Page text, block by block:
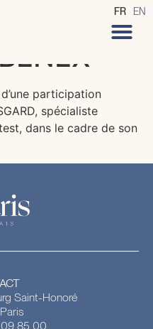
FR EN
participation
spécialiste
dans le cadre de son
Saint-Honoré
09 85 00